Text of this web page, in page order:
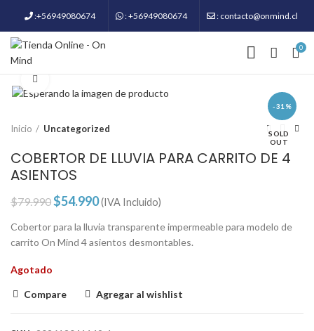
:+56949080674 : +56949080674 : contacto@onmind.cl
0
-31%
SOLD
OUT
Inicio Uncategorized
COBERTOR DE LLUVIA PARA CARRITO DE 4
ASIENTOS
$79.990$54.990(IVA Incluido)
Cobertor para la lluvia transparente impermeable para modelo de
carrito On Mind 4 asientos desmontables.
Agotado
Compare Agregar al wishlist